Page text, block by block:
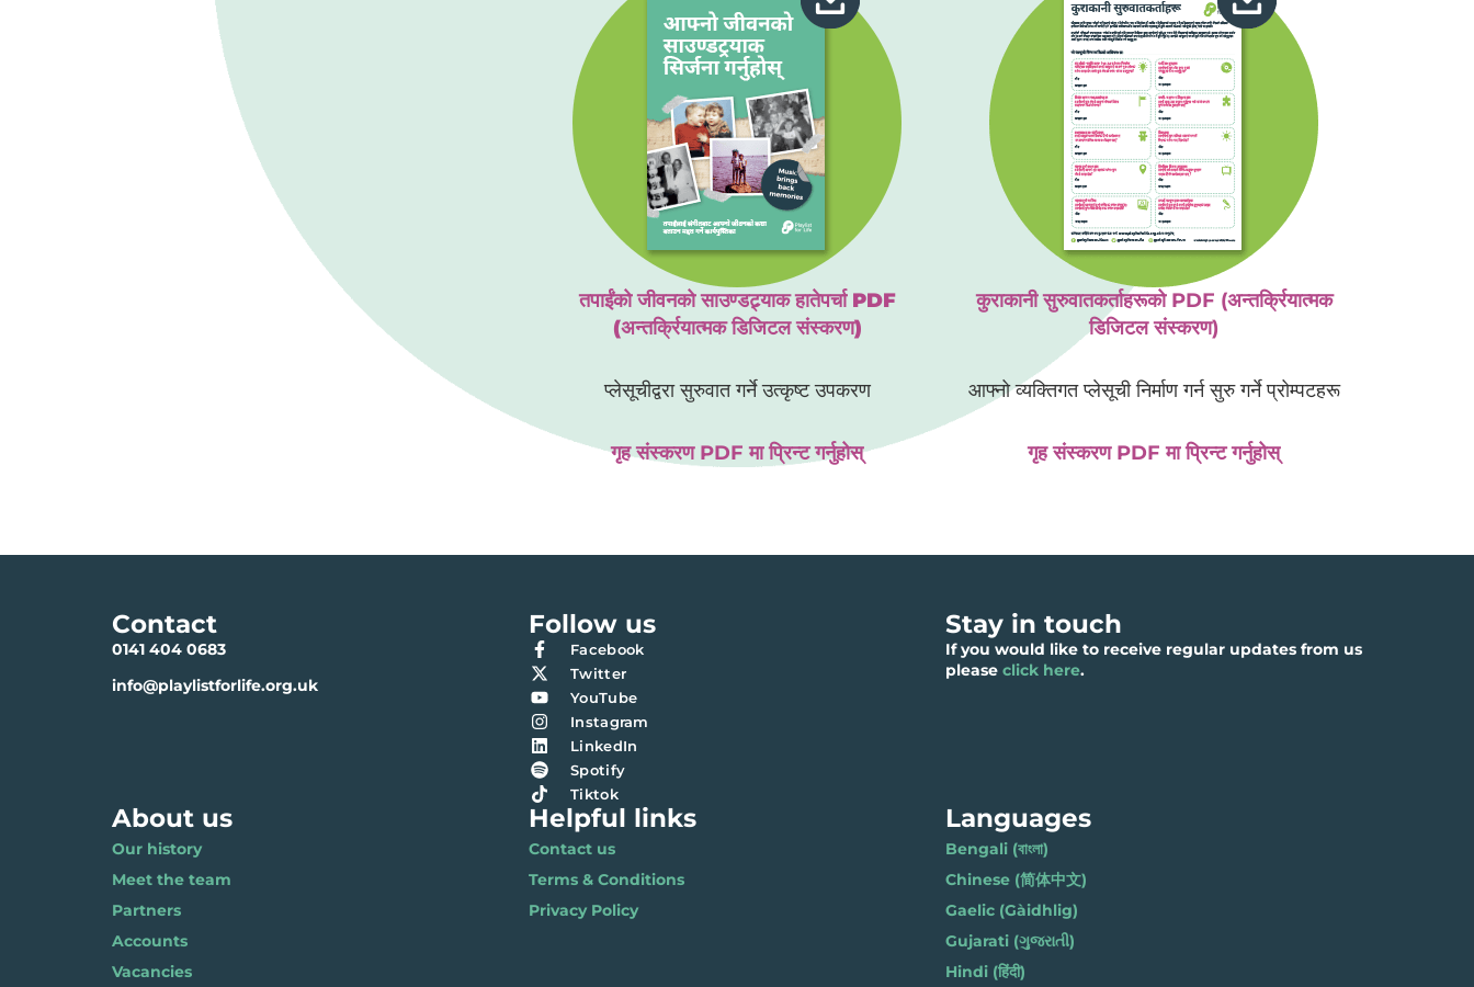
तपाईंको जीवनको साउण्डट्र्याक हातेपर्चा PDF
(अन्तर्क्रियात्मक डिजिटल संस्करण)
प्लेसूचीद्वरा सुरुवात गर्ने उत्कृष्ट उपकरण
गृह संस्करण PDF मा प्रिन्ट गर्नुहोस्
कुराकानी सुरुवातकर्ताहरूको PDF (अन्तर्क्रियात्मक
डिजिटल संस्करण)
आफ्नो व्यक्तिगत प्लेसूची निर्माण गर्न सुरु गर्ने प्रोम्पटहरू
गृह संस्करण PDF मा प्रिन्ट गर्नुहोस्
Contact
0141 404 0683
info@playlistforlife.org.uk
Follow us
Facebook
Twitter
YouTube
Instagram
LinkedIn
Spotify
Tiktok
Stay in touch
If you would like to receive regular updates from us
please click here.
About us
Our history
Meet the team
Partners
Accounts
Vacancies
Helpful links
Contact us
Terms & Conditions
Privacy Policy
Languages
Bengali (বাংলা)
Chinese (简体中文)
Gaelic (Gàidhlig)
Gujarati (ગુજરાતી)
Hindi (हिंदी)